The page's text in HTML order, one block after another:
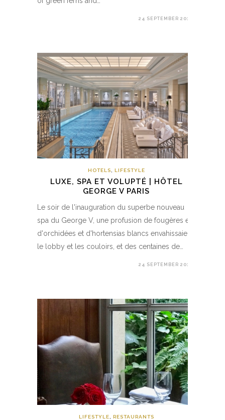
24 SEPTEMBER 2018
HOTELS, LIFESTYLE
LUXE, SPA ET VOLUPTÉ | HÔTEL
GEORGE V PARIS
Le soir de l'inauguration du superbe nouveau
spa du George V, une profusion de fougères et
d'orchidées et d'hortensias blancs envahissaient
le lobby et les couloirs, et des centaines de…
24 SEPTEMBER 2018
LIFESTYLE RESTAURANTS